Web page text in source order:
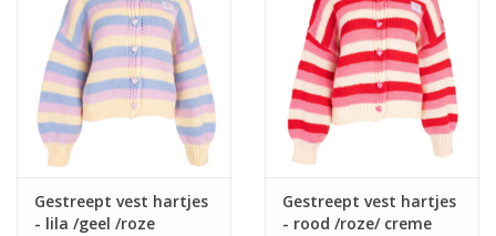
Accessoires
Home deco
SALE
Herensokken
Gestreept vest hartjes
- lila /geel /roze
Gestreept vest hartjes
- rood /roze/ creme